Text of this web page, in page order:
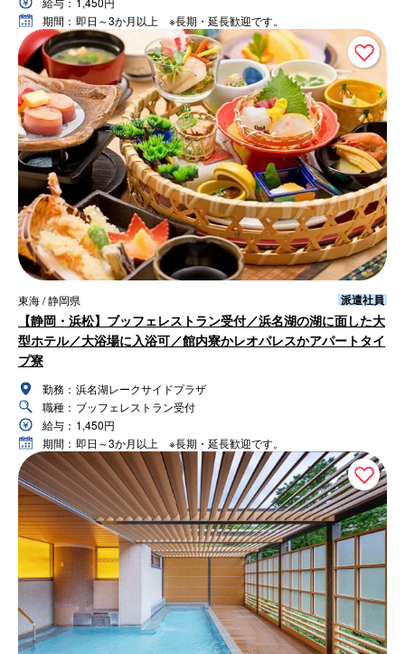
期間： 即日～3か月以上 ※長期・延長歓迎です。
東海 / 静岡県 派遣社員
【静岡・浜松】ブッフェレストラン受付／浜名湖の湖に面した大
型ホテル／大浴場に入浴可／館内寮かレオパレスかアパートタイ
プ寮
勤務： 浜名湖レークサイドプラザ
職種： ブッフェレストラン受付
給与： 1,450円
期間： 即日～3か月以上 ※長期・延長歓迎です。